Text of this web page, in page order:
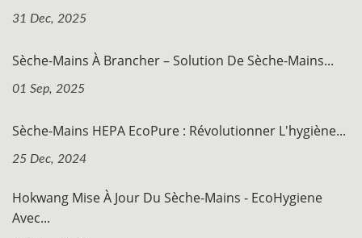
31 Dec, 2025
Sèche-Mains À Brancher – Solution De Sèche-Mains...
01 Sep, 2025
Sèche-Mains HEPA EcoPure : Révolutionner L'hygiène...
25 Dec, 2024
Hokwang Mise À Jour Du Sèche-Mains - EcoHygiene
Avec...